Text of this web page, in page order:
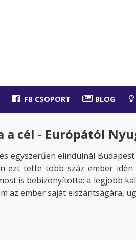
FB CSOPORT BLOG
a cél - Európától
egyszerűen elindulnál
ezt tette több száz ember idén
is bebizonyította: a legjobb
az ember saját elszántságára,